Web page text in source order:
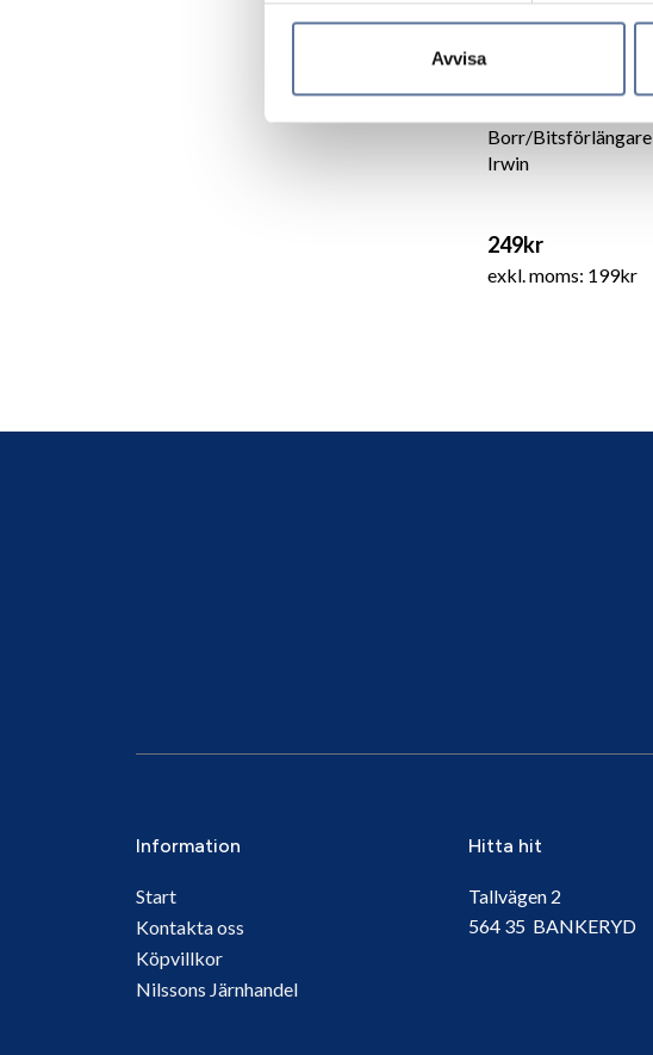
Avvisa
Borr/Bitsförlängare
Irwin
249kr
exkl. moms: 199kr
Information
Start
Kontakta oss
Köpvillkor
Nilssons Järnhandel
Hitta hit
Tallvägen 2
564 35 BANKERYD